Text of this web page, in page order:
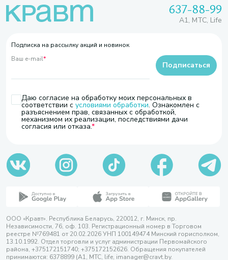
637-88-99
A1, МТС, Life
Подписка на рассылку акций и новинок
Ваш e-mail*
Даю согласие на обработку моих персональных в
соответствии с условиями обработки. Ознакомлен с
разъяснением прав, связанных с обработкой,
механизмом их реализации, последствиями дачи
согласия или отказа.
Подписаться
ООО «Кравт». Республика Беларусь, 220012, г. Минск, пр.
Независимости, 76, оф. 103. Регистрационный номер в Торговом
реестре №769481 от 20.02.2026 УНП 100149474 Минский горисполком,
13.10.1992. Отдел торговли и услуг администрации Первомайского
района, +375172151740; +375172152626. Обращения покупателей
принимаются: 6378899 (А1, МТС, life, imanager@cravt.by.